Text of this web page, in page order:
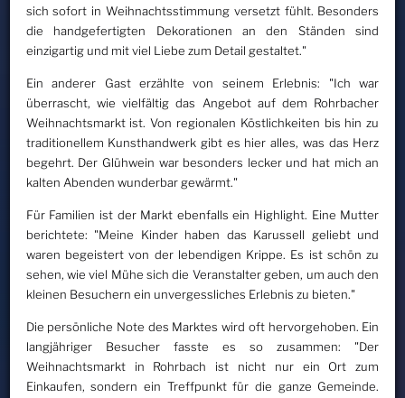
sich sofort in Weihnachtsstimmung versetzt fühlt. Besonders
die handgefertigten Dekorationen an den Ständen sind
einzigartig und mit viel Liebe zum Detail gestaltet."
Ein anderer Gast erzählte von seinem Erlebnis: "Ich war
überrascht, wie vielfältig das Angebot auf dem Rohrbacher
Weihnachtsmarkt ist. Von regionalen Köstlichkeiten bis hin zu
traditionellem Kunsthandwerk gibt es hier alles, was das Herz
begehrt. Der Glühwein war besonders lecker und hat mich an
kalten Abenden wunderbar gewärmt."
Für Familien ist der Markt ebenfalls ein Highlight. Eine Mutter
berichtete: "Meine Kinder haben das Karussell geliebt und
waren begeistert von der lebendigen Krippe. Es ist schön zu
sehen, wie viel Mühe sich die Veranstalter geben, um auch den
kleinen Besuchern ein unvergessliches Erlebnis zu bieten."
Die persönliche Note des Marktes wird oft hervorgehoben. Ein
langjähriger Besucher fasste es so zusammen: "Der
Weihnachtsmarkt in Rohrbach ist nicht nur ein Ort zum
Einkaufen, sondern ein Treffpunkt für die ganze Gemeinde.